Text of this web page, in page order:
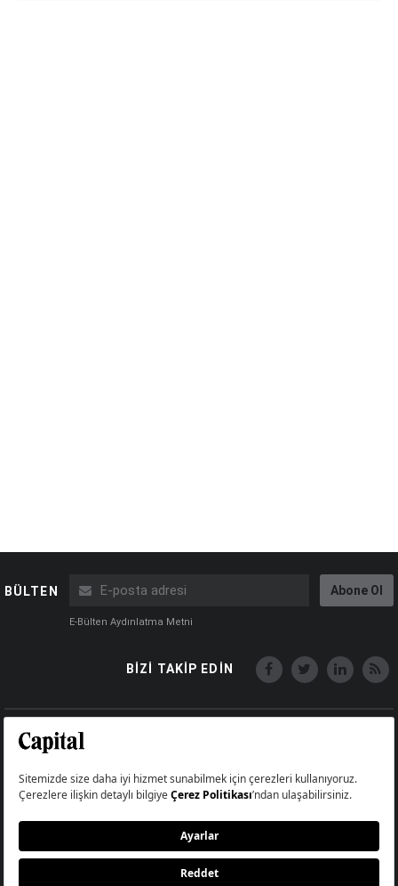
BÜLTEN Abone Ol
E-Bülten Aydınlatma Metni
BİZİ TAKİP EDİN
Big Medya Teknoloji A.Ş.
Üsküdar İstanbul Turkey
Abonelik